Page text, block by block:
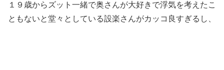
１９歳からズット一緒で奥さんが大好きで浮気を考えたこ
ともないと堂々としている設楽さんがカッコ良すぎるし、